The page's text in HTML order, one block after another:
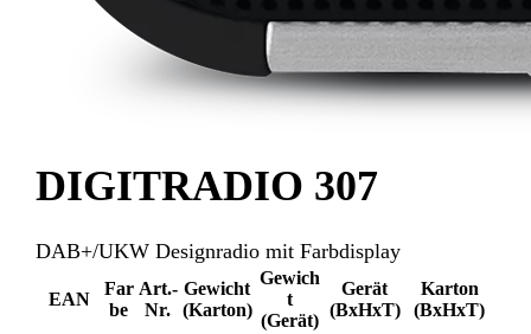
DIGITRADIO 307
DAB+/UKW Designradio mit Farbdisplay
EAN
Far
be
Art.-
Nr.
Gewicht
(Karton)
Gewich
t
(Gerät)
Gerät
(BxHxT)
Karton
(BxHxT)